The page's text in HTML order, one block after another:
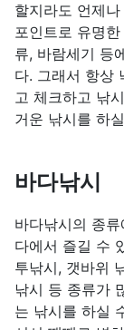
할지라도 언제
포인트로 유명
류, 바람세기 등
다. 그래서 항상
고 체크하고 낚
거운 낚시를 하
바다낚시
바다낚시의 종
다에서 즐길 수
투낚시, 갯바위
낚시 등 종류가
는 낚시를 하실